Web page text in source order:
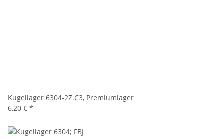
Kugellager 6304-2Z.C3, Premiumlager
6,20 € *